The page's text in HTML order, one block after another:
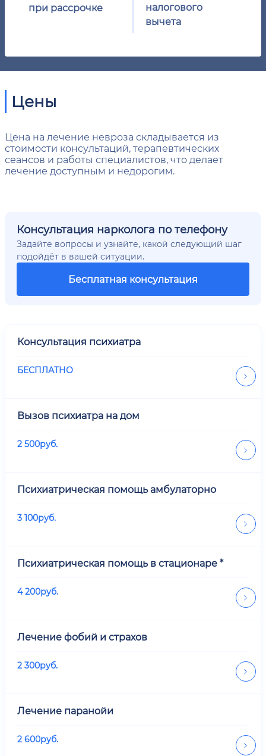
при рассрочке
налогового
вычета
Цены
Цена на лечение невроза складывается из
стоимости консультаций, терапевтических
сеансов и работы специалистов, что делает
лечение доступным и недорогим.
Консультация нарколога по телефону
Задайте вопросы и узнайте, какой следующий шаг
подойдёт в вашей ситуации.
Бесплатная консультация
Консультация психиатра
БЕСПЛАТНО
Вызов психиатра на дом
2 500руб.
Психиатрическая помощь амбулаторно
3 100руб.
Психиатрическая помощь в стационаре *
4 200руб.
Лечение фобий и страхов
2 300руб.
Лечение паранойи
2 600руб.